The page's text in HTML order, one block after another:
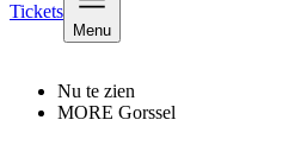
Tickets
Menu
Nu te zien
MORE Gorssel